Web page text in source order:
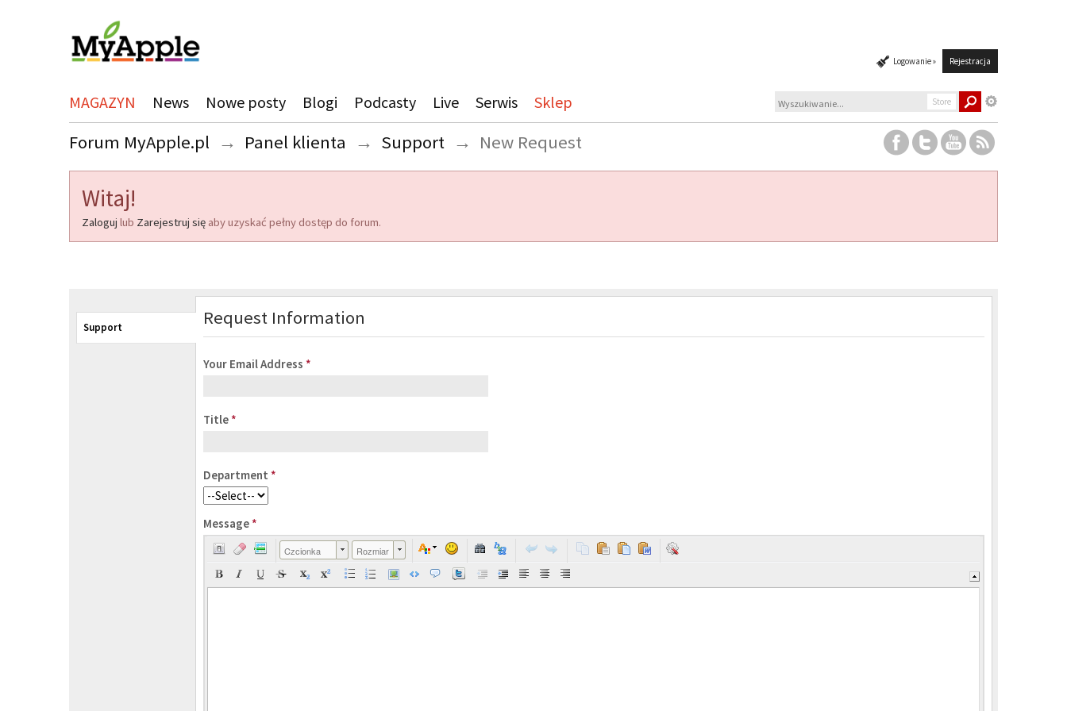
Logowanie » Rejestracja
MAGAZYN News Nowe posty Blogi Podcasty Live Serwis Sklep Store
Forum MyApple.pl → Panel klienta → Support → New Request
Witaj!
Zaloguj lub Zarejestruj się aby uzyskać pełny dostęp do forum.
Support Request Information
Your Email Address *
Title *
Department *
Message *
Czcionka Rozmiar